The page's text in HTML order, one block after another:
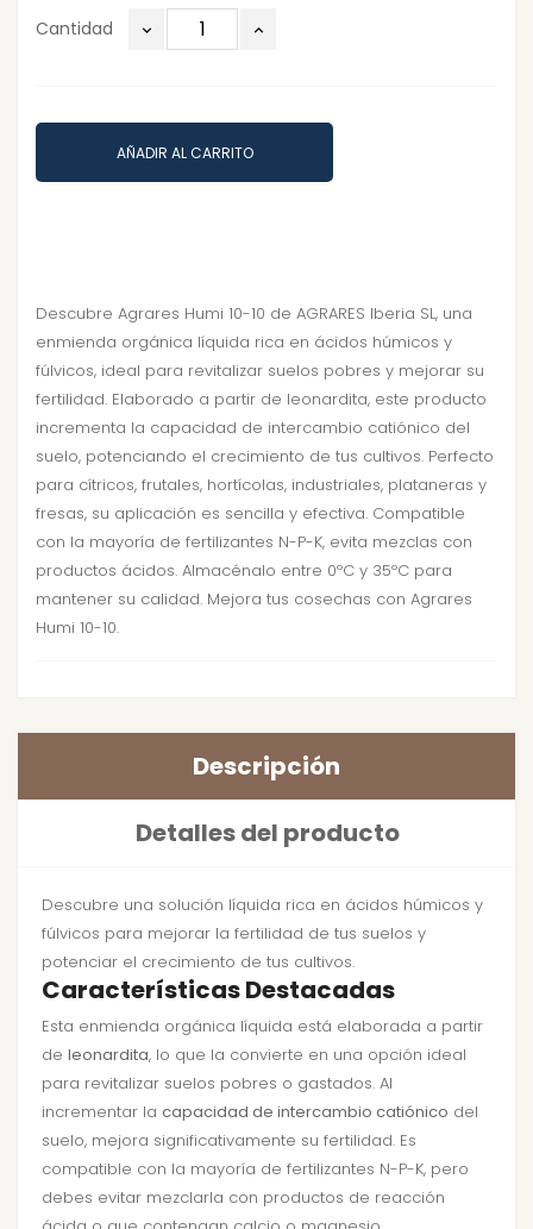
Cantidad
AÑADIR AL CARRITO
Descubre Agrares Humi 10-10 de AGRARES Iberia SL, una
enmienda orgánica líquida rica en ácidos húmicos y
fúlvicos, ideal para revitalizar suelos pobres y mejorar su
fertilidad. Elaborado a partir de leonardita, este producto
incrementa la capacidad de intercambio catiónico del
suelo, potenciando el crecimiento de tus cultivos. Perfecto
para cítricos, frutales, hortícolas, industriales, plataneras y
fresas, su aplicación es sencilla y efectiva. Compatible
con la mayoría de fertilizantes N-P-K, evita mezclas con
productos ácidos. Almacénalo entre 0ºC y 35ºC para
mantener su calidad. Mejora tus cosechas con Agrares
Humi 10-10.
Descripción
Detalles del producto
Descubre una solución líquida rica en ácidos húmicos y
fúlvicos para mejorar la fertilidad de tus suelos y
potenciar el crecimiento de tus cultivos.
Características Destacadas
Esta enmienda orgánica líquida está elaborada a partir
de leonardita, lo que la convierte en una opción ideal
para revitalizar suelos pobres o gastados. Al
incrementar la capacidad de intercambio catiónico del
suelo, mejora significativamente su fertilidad. Es
compatible con la mayoría de fertilizantes N-P-K, pero
debes evitar mezclarla con productos de reacción